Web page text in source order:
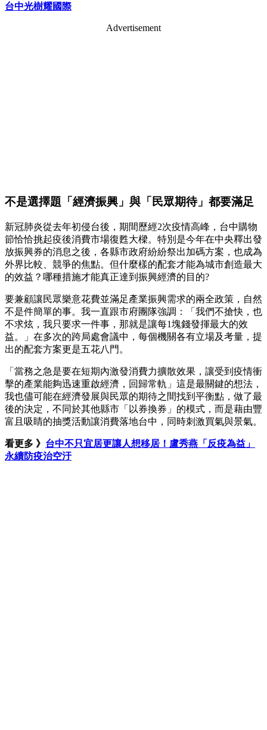
台中光樹耀國際
Advertisement
不是選擇題「經濟振興」與「民眾期待」都要滿足
新冠肺炎從去年初侵台後，期間歷經2次疫情高峰，台中購物
節恰恰挑起疫後消費市場復甦大樑。特別是今年在中央釋出發
放振興券的消息之後，各縣市政府紛紛祭出加碼方案，也成為
外界比較、競爭的焦點。但什麼樣的配套才能為城市創造最大
的效益？哪種措施才能真正達到振興經濟的目的?
要兼顧讓民眾樂意花費並滿足產業振興需求的兩全政策，自然
不是件簡單的事。我一直跟市府團隊強調：「我們不搶快，也
不求炫，我只要求一件事，那就是讓每1塊錢發揮最大的效
益。」在多次的跨局處會議中，每個機關各有立場及考量，提
出的配套方案更是五花八門。
「當務之急是要在短期內激發消費力擴散效果，讓受到疫情衝
擊的產業能夠迅速重啟經濟，回歸常軌」這是最關鍵的想法，
我也儘可能在經濟發展與民眾的期待之間找到平衡點，做了最
後的決定，不同於其他縣市「以券換券」的模式，而是藉由豐
富且吸睛的抽獎活動讓消費落地台中，同時刺激買氣與景氣。
看更多 》 台中不只宜居更讓人想移居！盧秀燕「反疫為益」
永續防疫治空汙